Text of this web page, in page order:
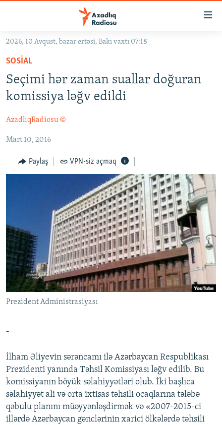
Əsas
qayıt
Əsas
naviqasiyaya
qayıt
Axtarışa
GÜNDƏM
KORRUPSIOMETR
FƏRQƏ BAX
QANUNI DOĞRU
ARAŞDIRMA
FOTOQALEREYA
İNFOQRAFIKA
KARIKATURA
AZƏRBAYCAN ƏDƏBIYYATI KITABXANASI
İSLAM VƏ DEMOKRATIYA
İZ - MƏDƏNIYYƏT PROQRAMI
HAQQIMIZDA
MISSIYAMIZ
PEŞƏ ETIKASI VƏ JURNALISTIKA STANDARTLARIMIZ
MATERIALLARIMIZDAN ISTIFADƏ
AZADLIQRADIOSU MOBIL TELEFONUNUZDA
BIZIMLƏ ƏLAQƏ
BIZI IZLƏ
RFE/RL-in bütün saytları
2026, 10 Avqust, bazar ertəsi, Bakı vaxtı 07:18
SOSIAL
Seçimi hər zaman suallar doğuran
komissiya ləğv edildi
AzadlıqRadiosu ©
Mart 10, 2016
Paylaş VPN-siz açmaq
Prezident Administrasiyası
-
İlham Əliyevin sərəncamı ilə Azərbaycan Respublikası
Prezidenti yanında Təhsil Komissiyası ləğv edilib. Bu
komissiyanın böyük səlahiyyətləri olub. İki başlıca
səlahiyyət ali və оrta iхtisas təhsili ocaqlarına tələbə
qəbulu planını müəyyənləşdirmək və «2007-2015-ci
illərdə Azərbaycan gənclərinin xarici ölkələrdə təhsili